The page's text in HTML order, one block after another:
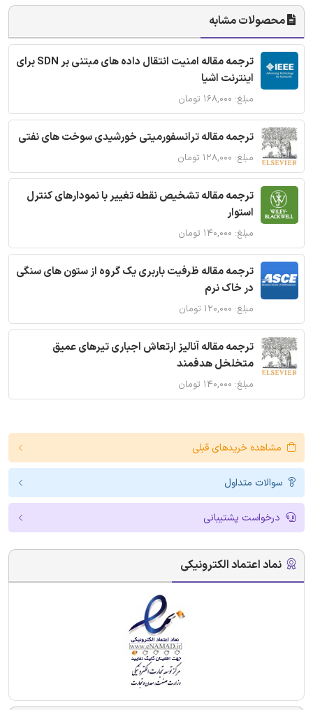
محصولات مشابه
ترجمه مقاله امنیت انتقال داده های مبتنی بر SDN برای
اینترنت اشیا
مبلغ: ۱۶۸,۰۰۰ تومان
ترجمه مقاله ترانسفورمیتی خورشیدی سوخت های نفتی
مبلغ: ۱۲۸,۰۰۰ تومان
ترجمه مقاله تشخیص نقطه تغییر با نمودارهای کنترل
استوار
مبلغ: ۱۴۰,۰۰۰ تومان
ترجمه مقاله ظرفیت باربری یک گروه از ستون های سنگی
در خاک نرم
مبلغ: ۱۲۰,۰۰۰ تومان
ترجمه مقاله آنالیز ارتعاش اجباری تیرهای عمیق
متخلخل هدفمند
مبلغ: ۱۴۰,۰۰۰ تومان
مشاهده خریدهای قبلی
سوالات متداول
درخواست پشتیبانی
نماد اعتماد الکترونیکی